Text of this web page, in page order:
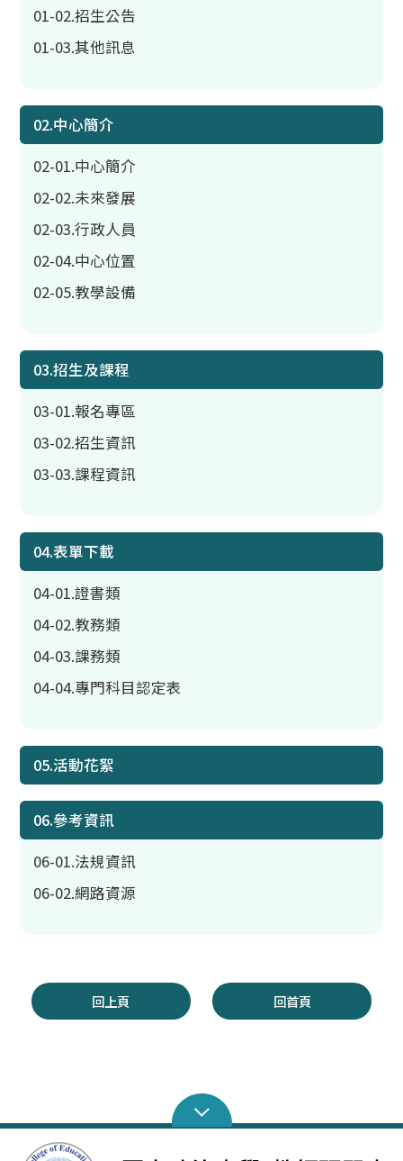
01-02.招生公告
01-03.其他訊息
02.中心簡介
02-01.中心簡介
02-02.未來發展
02-03.行政人員
02-04.中心位置
02-05.教學設備
03.招生及課程
03-01.報名專區
03-02.招生資訊
03-03.課程資訊
04.表單下載
04-01.證書類
04-02.教務類
04-03.課務類
04-04.專門科目認定表
05.活動花絮
06.參考資訊
06-01.法規資訊
06-02.網路資源
回上頁 回首頁